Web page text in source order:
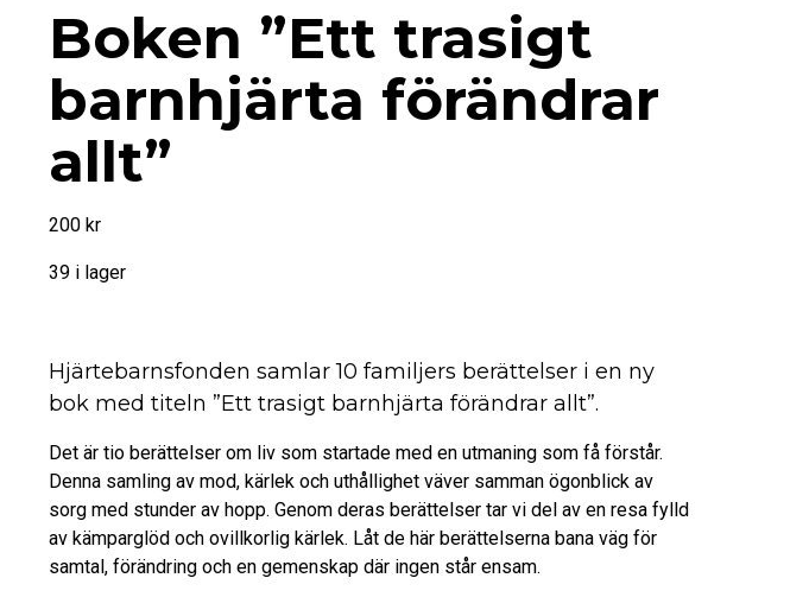
Boken ”Ett trasigt
barnhjärta förändrar
allt”
200 kr
39 i lager
trasigt
barnhjärta
allt"
mängd
Hjärtebarnsfonden samlar 10 familjers berättelser i en ny
bok med titeln ”Ett trasigt barnhjärta förändrar allt”.
Det är tio berättelser om liv som startade med en utmaning som få förstår.
Denna samling av mod, kärlek och uthållighet väver samman ögonblick av
sorg med stunder av hopp. Genom deras berättelser tar vi del av en resa fylld
av kämparglöd och ovillkorlig kärlek. Låt de här berättelserna bana väg för
samtal, förändring och en gemenskap där ingen står ensam.